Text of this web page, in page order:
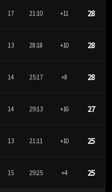
17 21:10 +11 28
13 28:18 +10 28
14 25:17 +8 28
14 29:13 +16 27
13 21:11 +10 25
15 29:25 +4 25